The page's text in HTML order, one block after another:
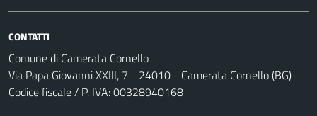
CONTATTI
Comune di Camerata Cornello
Via Papa Giovanni XXIII, 7 - 24010 - Camerata Cornello (BG)
Codice fiscale / P. IVA: 00328940168